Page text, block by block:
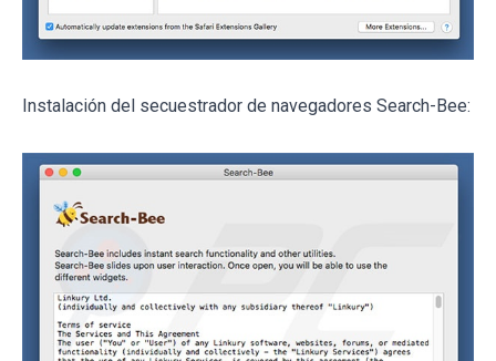
Instalación del secuestrador de navegadores Search-Bee: